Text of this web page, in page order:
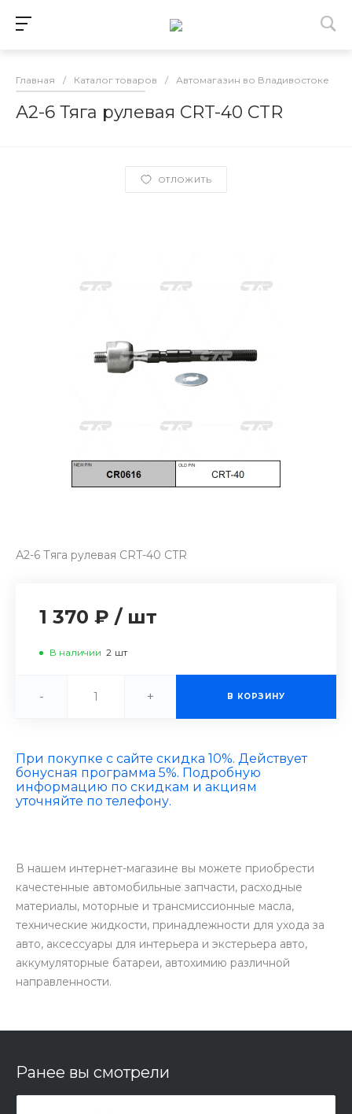
Главная / Каталог товаров / Автомагазин во Владивостоке
А2-6 Тяга рулевая CRT-40 CTR
ОТЛОЖИТЬ
А2-6 Тяга рулевая CRT-40 CTR
1 370 ₽ / шт
В наличии 2 шт
- + В КОРЗИНУ
При покупке с сайте скидка 10%. Действует
бонусная программа 5%. Подробную
информацию по скидкам и акциям
уточняйте по телефону.
В нашем интернет-магазине вы можете приобрести
качестенные автомобильные запчасти, расходные
материалы, моторные и трансмиссионные масла,
технические жидкости, принадлежности для ухода за
авто, аксессуары для интерьера и экстерьера авто,
аккумуляторные батареи, автохимию различной
направленности.
Ранее вы смотрели